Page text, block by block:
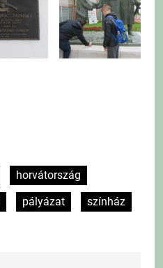
horvátország
pályázat
színház